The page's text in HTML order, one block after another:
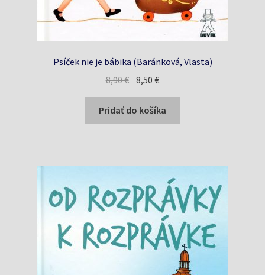
Psíček nie je bábika (Baránková, Vlasta)
8,90€ Pôvodná
cena
bola:
8,90 €.
8,50€Aktuálna
cena
je:
8,50 €.
Pridať do košíka